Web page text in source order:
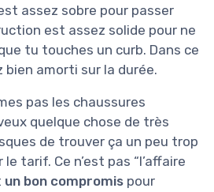
assez sobre pour passer
est assez solide pour ne
tu touches un curb. Dans ce
bien amorti sur la durée.
pas les chaussures
quelque chose de très
de trouver ça un peu trop
tarif. Ce n’est pas “l’affaire
un bon compromis pour